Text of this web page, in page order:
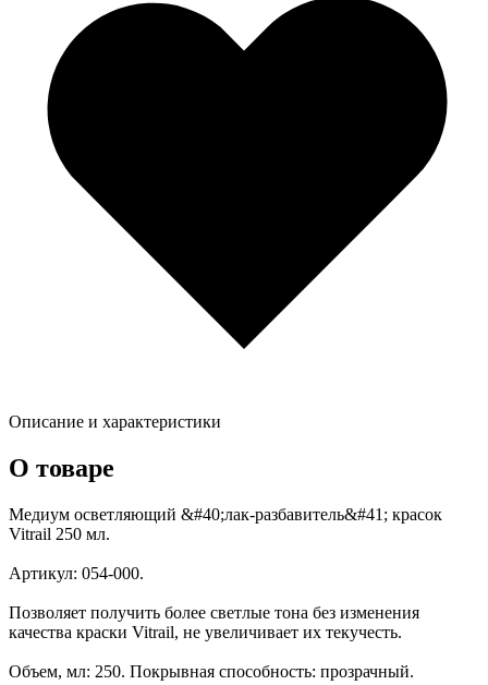
Описание и характеристики
О товаре
Медиум осветляющий &#40;лак-разбавитель&#41; красок
Vitrail 250 мл.
Артикул: 054-000.
Позволяет получить более светлые тона без изменения
качества краски Vitrail, не увеличивает их текучесть.
Объем, мл: 250. Покрывная способность: прозрачный.